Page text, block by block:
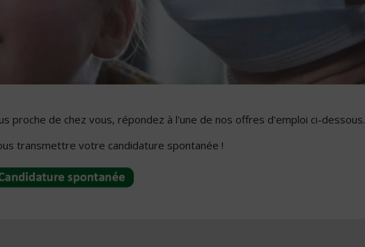
proche de chez vous, répondez à l'une de nos offres d'emploi ci-dessous.
transmettre votre candidature spontanée !